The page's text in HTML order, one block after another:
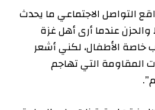
التواصل الاجتماعي ما يحدث
عندما أرى أهل غزة
خاصة الأطفال، لكني أشعر
المقاومة التي تهاجم